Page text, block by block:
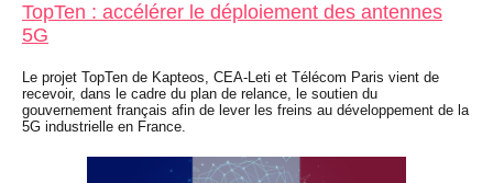
TopTen : accélérer le déploiement des antennes
5G
Le projet TopTen de Kapteos, CEA-Leti et Télécom Paris vient de
recevoir, dans le cadre du plan de relance, le soutien du
gouvernement français afin de lever les freins au développement de la
5G industrielle en France.